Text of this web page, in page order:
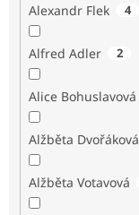
Alexandr Flek 4
Alfred Adler 2
Alice Bohuslavová
Alžběta Dvořáková
Alžběta Votavová